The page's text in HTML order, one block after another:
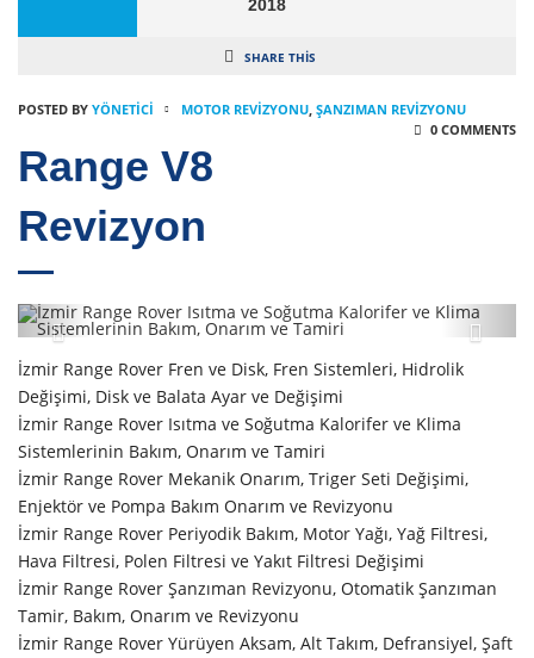
2018
SHARE THIS
POSTED BY YÖNETICI MOTOR REVIZYONU, ŞANZIMAN REVIZYONU
0 COMMENTS
Range V8
Revizyon
İzmir Range Rover Fren ve Disk, Fren Sistemleri, Hidrolik
Değişimi, Disk ve Balata Ayar ve Değişimi
İzmir Range Rover Isıtma ve Soğutma Kalorifer ve Klima
Sistemlerinin Bakım, Onarım ve Tamiri
İzmir Range Rover Mekanik Onarım, Triger Seti Değişimi,
Enjektör ve Pompa Bakım Onarım ve Revizyonu
İzmir Range Rover Periyodik Bakım, Motor Yağı, Yağ Filtresi,
Hava Filtresi, Polen Filtresi ve Yakıt Filtresi Değişimi
İzmir Range Rover Şanzıman Revizyonu, Otomatik Şanzıman
Tamir, Bakım, Onarım ve Revizyonu
İzmir Range Rover Yürüyen Aksam, Alt Takım, Defransiyel, Şaft